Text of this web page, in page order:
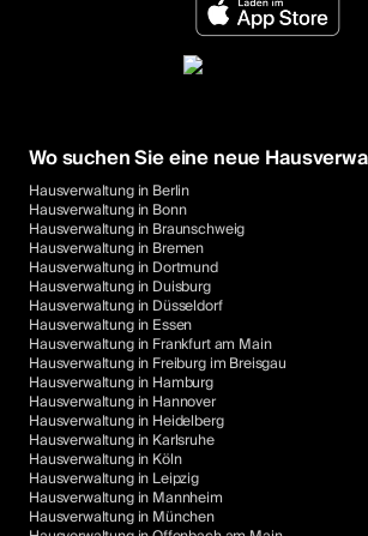
Wo suchen Sie eine neue
Hausverwaltung in Berlin
Hausverwaltung in Bonn
Hausverwaltung in Braunschweig
Hausverwaltung in Bremen
Hausverwaltung in Dortmund
Hausverwaltung in Duisburg
Hausverwaltung in Düsseldorf
Hausverwaltung in Essen
Hausverwaltung in Frankfurt am Main
Hausverwaltung in Freiburg im Breisgau
Hausverwaltung in Hamburg
Hausverwaltung in Hannover
Hausverwaltung in Heidelberg
Hausverwaltung in Karlsruhe
Hausverwaltung in Köln
Hausverwaltung in Leipzig
Hausverwaltung in Mannheim
Hausverwaltung in München